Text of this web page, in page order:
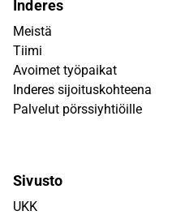
Inderes
Meistä
Tiimi
Avoimet työpaikat
Inderes sijoituskohteena
Palvelut pörssiyhtiöille
Sivusto
UKK